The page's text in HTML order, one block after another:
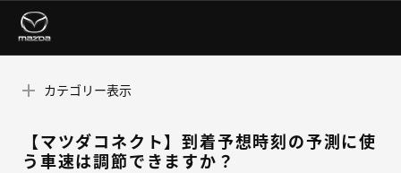
カテゴリー表示
【マツダコネクト】到着予想時刻の予測に使
う車速は調節できますか？